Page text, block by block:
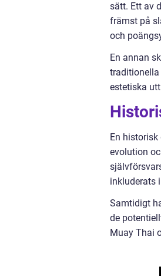
sätt. Ett av
främst på
och
En annan
traditionella
estetiska
En
evolution
inkluderats
Samtidigt
de
Muay Thai